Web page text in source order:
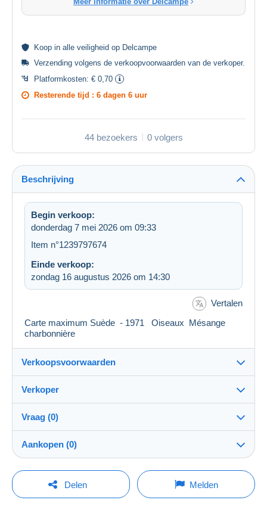
Koop in alle veiligheid op Delcampe
Verzending volgens de verkoopvoorwaarden van de verkoper.
Platformkosten: € 0,70
Resterende tijd : 6 dagen 6 uur
44 bezoekers 0 volgers
Beschrijving
Begin verkoop:
donderdag 7 mei 2026 om 09:33
Item n°1239797674
Einde verkoop:
zondag 16 augustus 2026 om 14:30
Vertalen
Carte maximum Suède - 1971 Oiseaux Mésange
charbonnière
Verkoopsvoorwaarden
Bestemming:
Zie de lijst van landen
Verzending:
Verzending na betaling
Voor rekening van de koper
Betaalmogelijkheden:
Verkoper
angegrec100%(13741x)
PRO
Winkel
Naam:
Vraag (0)
Om een vraag te stellen moet u een sessie
Aankopen (0)
Laatste actualisering: 07:30:25
Delen Melden